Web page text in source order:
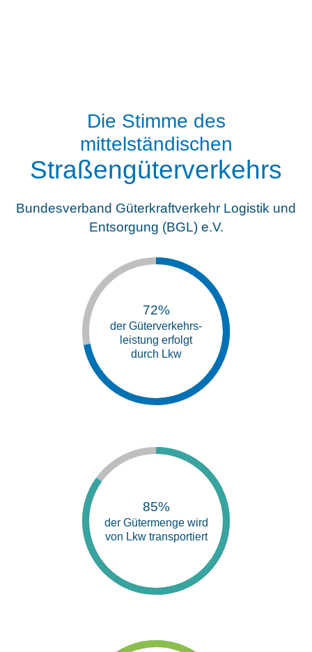
Die Stimme des
mittelständischen
Straßengüterverkehrs
Bundesverband Güterkraftverkehr Logistik und
Entsorgung (BGL) e.V.
72%
der Güterverkehrs-
leistung erfolgt
durch Lkw
85%
der Gütermenge wird
von Lkw transportiert